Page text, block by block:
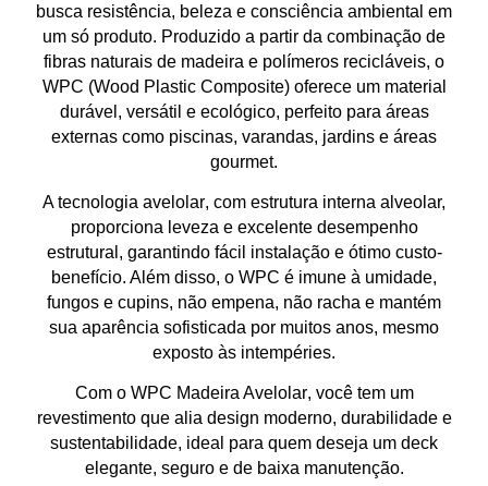
busca resistência, beleza e consciência ambiental em
um só produto. Produzido a partir da combinação de
fibras naturais de madeira e polímeros recicláveis, o
WPC (Wood Plastic Composite) oferece um material
durável, versátil e ecológico, perfeito para áreas
externas como piscinas, varandas, jardins e áreas
gourmet.
A tecnologia avelolar, com estrutura interna alveolar,
proporciona leveza e excelente desempenho
estrutural , garantindo fácil instalação e ótimo custo-
benefício. Além disso, o WPC é imune à umidade,
fungos e cupins, não empena, não racha e mantém
sua aparência sofisticada por muitos anos, mesmo
exposto às intempéries.
Com o WPC Madeira Avelolar, você tem um
revestimento que alia design moderno, durabilidade e
sustentabilidade, ideal para quem deseja um deck
elegante, seguro e de baixa manutenção.